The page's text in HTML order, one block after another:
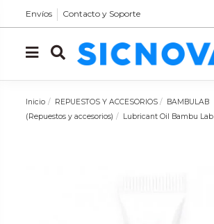
Envíos Contacto y Soporte
Inicio REPUESTOS Y ACCESORIOS
BAMBULAB
(Repuestos y accesorios)
Lubricant Oil Bambu Lab